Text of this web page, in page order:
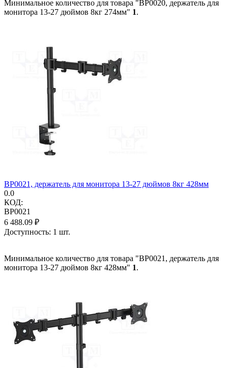
Минимальное количество для товара "BP0020, держатель для
монитора 13-27 дюймов 8кг 274мм" 1.
BP0021, держатель для монитора 13-27 дюймов 8кг 428мм
0.0
КОД:
BP0021
6 488.09 ₽
Доступность: 1 шт.
Минимальное количество для товара "BP0021, держатель для
монитора 13-27 дюймов 8кг 428мм" 1.